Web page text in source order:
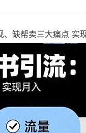
、缺帮卖三大痛点 实